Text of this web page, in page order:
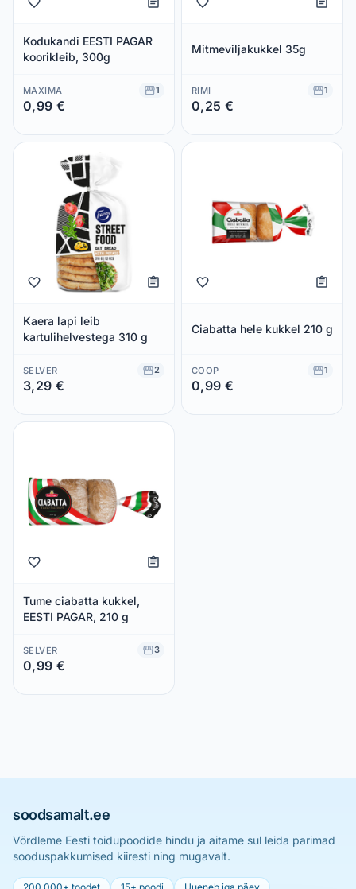
Kodukandi EESTI PAGAR
koorikleib, 300g
MAXIMA 1
0,99 €
Mitmeviljakukkel 35g
RIMI 1
0,25 €
Kaera lapi leib
kartulihelvestega 310 g
SELVER 2
3,29 €
Ciabatta hele kukkel 210 g
COOP 1
0,99 €
Tume ciabatta kukkel,
EESTI PAGAR, 210 g
SELVER 3
0,99 €
soodsamalt.ee
Võrdleme Eesti toidupoodide hindu ja aitame sul leida parimad
sooduspakkumised kiiresti ning mugavalt.